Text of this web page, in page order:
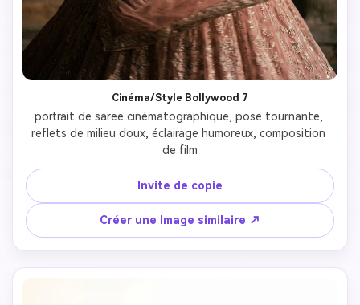
Cinéma/Style Bollywood 7
portrait de saree cinématographique, pose tournante,
reflets de milieu doux, éclairage humoreux, composition
de film
Invite de copie
Créer une Image similaire ↗